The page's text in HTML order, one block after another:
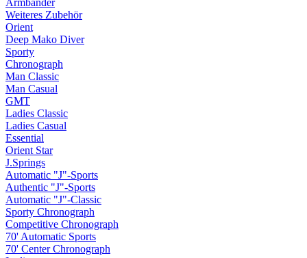
Armbänder
Weiteres Zubehör
Orient
Deep Mako Diver
Sporty
Chronograph
Man Classic
Man Casual
GMT
Ladies Classic
Ladies Casual
Essential
Orient Star
J.Springs
Automatic "J"-Sports
Authentic "J"-Sports
Automatic "J"-Classic
Sporty Chronograph
Competitive Chronograph
70' Automatic Sports
70' Center Chronograph